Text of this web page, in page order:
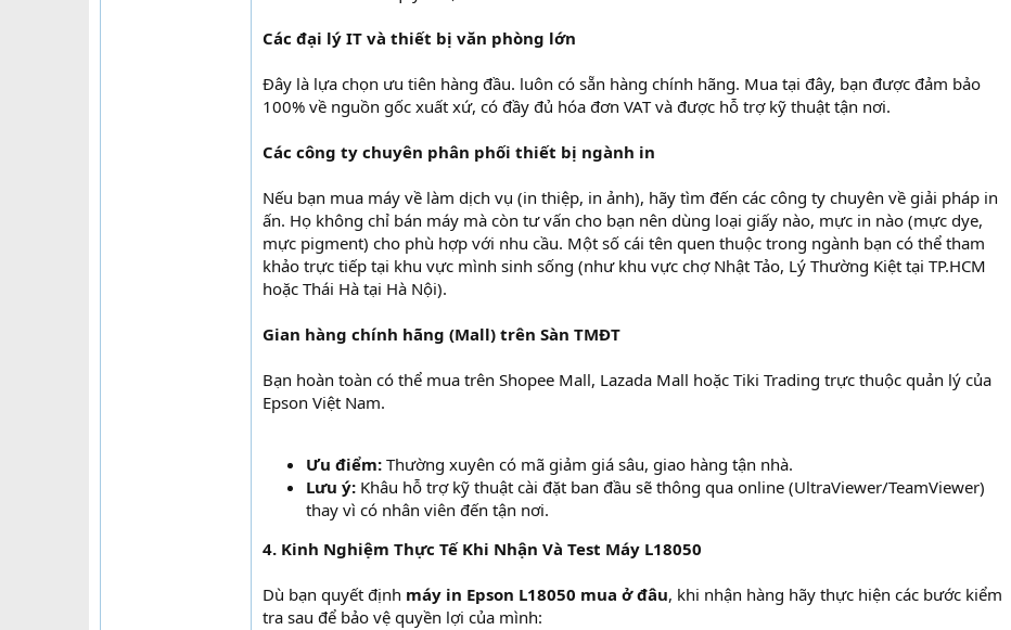
Các đại lý IT và thiết bị văn phòng lớn
Đây là lựa chọn ưu tiên hàng đầu. luôn có sẵn hàng chính hãng. Mua tại đây, bạn được đảm bảo
100% về nguồn gốc xuất xứ, có đầy đủ hóa đơn VAT và được hỗ trợ kỹ thuật tận nơi.
Các công ty chuyên phân phối thiết bị ngành in
Nếu bạn mua máy về làm dịch vụ (in thiệp, in ảnh), hãy tìm đến các công ty chuyên về giải pháp in
ấn. Họ không chỉ bán máy mà còn tư vấn cho bạn nên dùng loại giấy nào, mực in nào (mực dye,
mực pigment) cho phù hợp với nhu cầu. Một số cái tên quen thuộc trong ngành bạn có thể tham
khảo trực tiếp tại khu vực mình sinh sống (như khu vực chợ Nhật Tảo, Lý Thường Kiệt tại TP.HCM
hoặc Thái Hà tại Hà Nội).
Gian hàng chính hãng (Mall) trên Sàn TMĐT
Bạn hoàn toàn có thể mua trên Shopee Mall, Lazada Mall hoặc Tiki Trading trực thuộc quản lý của
Epson Việt Nam.
Ưu điểm: Thường xuyên có mã giảm giá sâu, giao hàng tận nhà.
Lưu ý: Khâu hỗ trợ kỹ thuật cài đặt ban đầu sẽ thông qua online (UltraViewer/TeamViewer)
thay vì có nhân viên đến tận nơi.
4. Kinh Nghiệm Thực Tế Khi Nhận Và Test Máy L18050
Dù bạn quyết định máy in Epson L18050 mua ở đâu, khi nhận hàng hãy thực hiện các bước kiểm
tra sau để bảo vệ quyền lợi của mình: